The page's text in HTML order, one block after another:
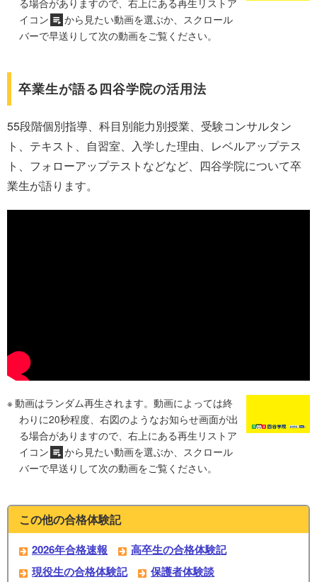
る場合がありますので、右上にある再生リストア
イコン
から見たい動画を選ぶか、スクロール
バーで早送りして次の動画をご覧ください。
卒業生が語る四谷学院の活用法
55段階個別指導、科目別能力別授業、受験コンサルタン
ト、テキスト、自習室、入学した理由、レベルアップテス
ト、フォローアップテストなどなど、四谷学院について卒
業生が語ります。
動画はランダム再生されます。動画によっては終
わりに20秒程度、右図のようなお知らせ画面が出
る場合がありますので、右上にある再生リストア
イコン
から見たい動画を選ぶか、スクロール
バーで早送りして次の動画をご覧ください。
この他の合格体験記
2026年合格速報
高卒生の合格体験記
現役生の合格体験記
保護者体験談